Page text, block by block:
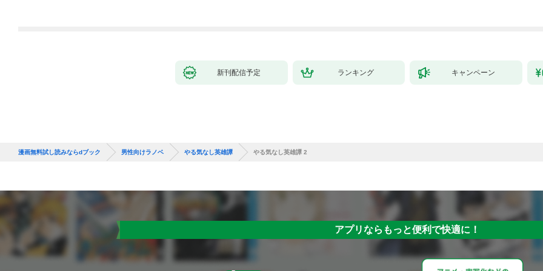
新刊配信予定 ランキング キャンペーン
漫画無料試し読みならdブック 男性向けラノベ やる気なし英雄譚 やる気なし英雄譚 2
アプリならもっと便利で快適に！